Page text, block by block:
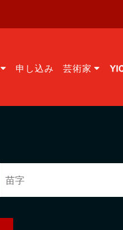
申し込み 芸術家